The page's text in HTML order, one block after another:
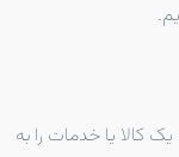
کالا یا خدمات را به